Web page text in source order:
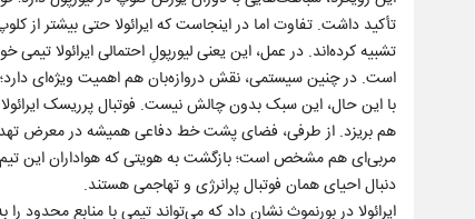
تأکید داشت. تفاوت اما در اینجاست که ایرائولا حتی بیشتر از
تشبیه کرده‌اند. در عمل، این یعنی لیورپولِ احتمالی ایرائولا
است. در چنین سیستمی، نقش دروازه‌بان هم اهمیت ویژه‌ای
با این حال، این سبک بدون چالش نیست. فوتبال پرریسک
هم بریزد. از طرفی، فضای پشت خط دفاعی همیشه در معرض تهدید
مربی‌ای هم مشخص است؛ بازگشت به هویتی که هواداران این تیم
دنبال احیای همان فوتبال پرانرژی و تهاجمی هستند.
ایرائولا در بورنموث نشان داد که می‌تواند تیمی با منابع